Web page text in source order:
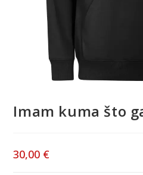
Imam kuma što
30,00 €